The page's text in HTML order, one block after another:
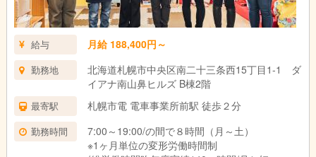
給与 月給 188,400円～
勤務地
北海道札幌市中央区南二十三条西15丁目1-1 ダ
イアナ南山鼻ヒルズ B棟2階
最寄駅 札幌市電 電車事業所前駅 徒歩２分
勤務時間
7:00～19:00/の間で８時間（月～土）
※1ヶ月単位の変形労働時間制